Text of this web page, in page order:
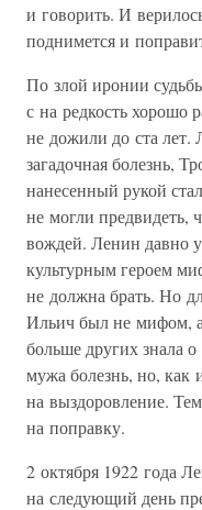
и говорить. И
поднимется и
По злой иронии
с на редкость хорошо
не дожили до ста лет.
загадочная болезнь,
нанесенный рукой
не могли предвидеть,
вождей. Ленин давно
культурным героем
не должна брать. Но
Ильич был не мифом,
больше других знала
мужа болезнь, но, как
на выздоровление.
на поправку.
2 октября 1922 года
на следующий день